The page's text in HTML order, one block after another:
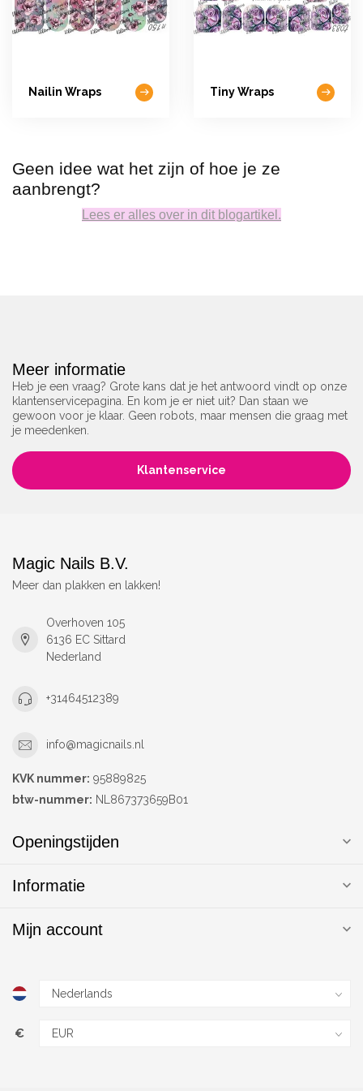
Nailin Wraps Tiny Wraps
Geen idee wat het zijn of hoe je ze
aanbrengt?
Lees er alles over in dit blogartikel.
Meer informatie
Heb je een vraag? Grote kans dat je het antwoord vindt op onze
klantenservicepagina. En kom je er niet uit? Dan staan we
gewoon voor je klaar. Geen robots, maar mensen die graag met
je meedenken.
Klantenservice
Magic Nails B.V.
Meer dan plakken en lakken!
Overhoven 105
6136 EC Sittard
Nederland
+31464512389
info@magicnails.nl
KVK nummer: 95889825
btw-nummer: NL867373659B01
Openingstijden
Informatie
Mijn account
€